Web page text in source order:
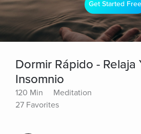
Get Started Free
Dormir Rápido - Relaja
Insomnio
120 Min
Meditation
27 Favorites